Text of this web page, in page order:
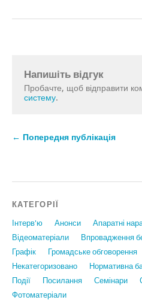
Напишіть відгук
Пробачте, щоб відправити
систему.
← Попередня публікація
КАТЕГОРІЇ
Інтерв'ю Анонси Апаратні
Відеоматеріали
Впровадження
Графiк
Громадське обговорення
Некатегоризовано
Нормативна
Події
Посилання Семінари
Фотоматеріали